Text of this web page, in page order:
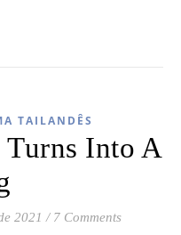
TAILANDÊS
Into A
2021 / 7 Comments